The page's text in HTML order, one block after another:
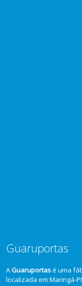
Guaruportas
AGuaruportasé uma
localizada em Maringá-